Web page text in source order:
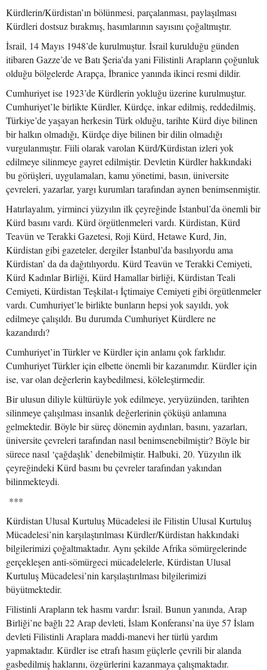
Kürdlerin/Kürdistan’ın bölünmesi, parçalanması, paylaşılması
Kürdleri dostsuz bırakmış, hasımlarının sayısını çoğaltmıştır.
İsrail, 14 Mayıs 1948’de kurulmuştur. İsrail kurulduğu günden
itibaren Gazze’de ve Batı Şeria’da yani Filistinli Arapların çoğunluk
olduğu bölgelerde Arapça, İbranice yanında ikinci resmi dildir.
Cumhuriyet ise 1923’de Kürdlerin yokluğu üzerine kurulmuştur.
Cumhuriyet’le birlikte Kürdler, Kürdçe, inkar edilmiş, reddedilmiş,
Türkiye’de yaşayan herkesin Türk olduğu, tarihte Kürd diye bilinen
bir halkın olmadığı, Kürdçe diye bilinen bir dilin olmadığı
vurgulanmıştır. Fiili olarak varolan Kürd/Kürdistan izleri yok
edilmeye silinmeye gayret edilmiştir. Devletin Kürdler hakkındaki
bu görüşleri, uygulamaları, kamu yönetimi, basın, üniversite
çevreleri, yazarlar, yargı kurumları tarafından aynen benimsenmiştir.
Hatırlayalım, yirminci yüzyılın ilk çeyreğinde İstanbul’da önemli bir
Kürd basını vardı. Kürd örgütlenmeleri vardı. Kürdistan, Kürd
Teavün ve Terakki Gazetesi, Roji Kürd, Hetawe Kurd, Jin,
Kürdistan gibi gazeteler, dergiler İstanbul’da basılıyordu ama
Kürdistan’ da da dağıtılıyordu. Kürd Teavün ve Terakki Cemiyeti,
Kürd Kadınlar Birliği, Kürd Hamallar birliği, Kürdistan Teali
Cemiyeti, Kürdistan Teşkilat-ı İçtimaiye Cemiyeti gibi örgütlenmeler
vardı. Cumhuriyet’le birlikte bunların hepsi yok sayıldı, yok
edilmeye çalışıldı. Bu durumda Cumhuriyet Kürdlere ne
kazandırdı?
Cumhuriyet’in Türkler ve Kürdler için anlamı çok farklıdır.
Cumhuriyet Türkler için elbette önemli bir kazanımdır. Kürdler için
ise, var olan değerlerin kaybedilmesi, köleleştirmedir.
Bir ulusun diliyle kültürüyle yok edilmeye, yeryüzünden, tarihten
silinmeye çalışılması insanlık değerlerinin çöküşü anlamına
gelmektedir. Böyle bir süreç dönemin aydınları, basını, yazarları,
üniversite çevreleri tarafından nasıl benimsenebilmiştir? Böyle bir
sürece nasıl ‘çağdaşlık’ denebilmiştir. Halbuki, 20. Yüzyılın ilk
çeyreğindeki Kürd basını bu çevreler tarafından yakından
bilinmekteydi.
***
Kürdistan Ulusal Kurtuluş Mücadelesi ile Filistin Ulusal Kurtuluş
Mücadelesi’nin karşılaştırılması Kürdler/Kürdistan hakkındaki
bilgilerimizi çoğaltmaktadır. Aynı şekilde Afrika sömürgelerinde
gerçekleşen anti-sömürgeci mücadelelerle, Kürdistan Ulusal
Kurtuluş Mücadelesi’nin karşılaştırılması bilgilerimizi
büyütmektedir.
Filistinli Arapların tek hasmı vardır: İsrail. Bunun yanında, Arap
Birliği’ne bağlı 22 Arap devleti, İslam Konferansı’na üye 57 İslam
devleti Filistinli Araplara maddi-manevi her türlü yardım
yapmaktadır. Kürdler ise etrafı hasım güçlerle çevrili bir alanda
gasbedilmiş haklarını, özgürlerini kazanmaya çalışmaktadır.